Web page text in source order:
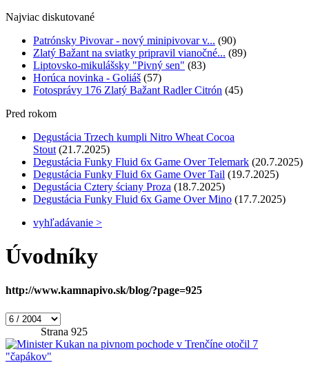
Najviac diskutované
Patrónsky Pivovar - nový minipivovar v... (90)
Zlatý Bažant na sviatky pripravil vianočné... (89)
Liptovsko-mikulášsky "Pivný sen" (83)
Horúca novinka - Goliáš (57)
Fotosprávy 176 Zlatý Bažant Radler Citrón (45)
Pred rokom
Degustácia Trzech kumpli Nitro Wheat Cocoa
Stout (21.7.2025)
Degustácia Funky Fluid 6x Game Over Telemark (20.7.2025)
Degustácia Funky Fluid 6x Game Over Tail (19.7.2025)
Degustácia Cztery ściany Proza (18.7.2025)
Degustácia Funky Fluid 6x Game Over Mino (17.7.2025)
vyhľadávanie >
Úvodníky
http://www.kamnapivo.sk/blog/?page=925
Strana 925